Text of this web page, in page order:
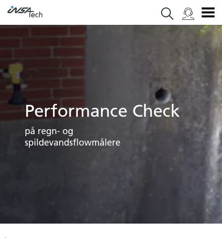
Performance Check
på regn- og
spildevandsflowmålere